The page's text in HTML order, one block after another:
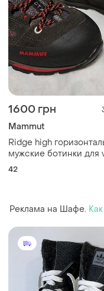
1600 грн
Mammut
Ridge high
мужские ботинки для
ferrata от mammut,
42
Реклама на Шафе.